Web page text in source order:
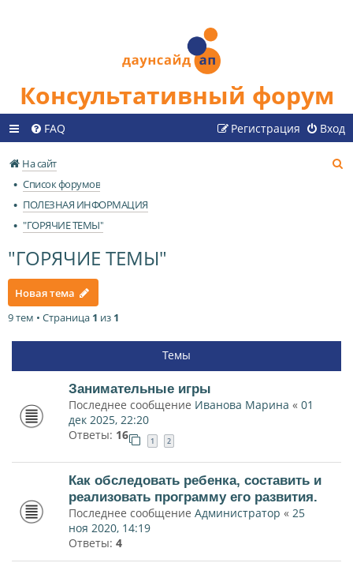
Консультативный форум
FAQ Вход
Регистрация
На сайт
Список форумов
ПОЛЕЗНАЯ ИНФОРМАЦИЯ
"ГОРЯЧИЕ ТЕМЫ"
"ГОРЯЧИЕ ТЕМЫ"
Новая тема
9 тем • Страница 1 из 1
Темы
Занимательные игры
Последнее сообщение Иванова Марина « 01
дек 2025, 22:20
Ответы: 16 1 2
Как обследовать ребенка, составить и
реализовать программу его развития.
Последнее сообщение Администратор « 25
ноя 2020, 14:19
Ответы: 4